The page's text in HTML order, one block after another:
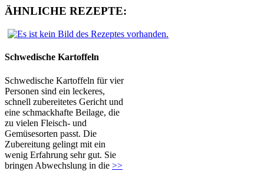
ÄHNLICHE REZEPTE:
Schwedische Kartoffeln
Schwedische Kartoffeln für vier
Personen sind ein leckeres,
schnell zubereitetes Gericht und
eine schmackhafte Beilage, die
zu vielen Fleisch- und
Gemüsesorten passt. Die
Zubereitung gelingt mit ein
wenig Erfahrung sehr gut. Sie
bringen Abwechslung in die >>